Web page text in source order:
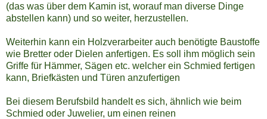
(das was über dem Kamin ist, worauf man diverse Dinge
abstellen kann) und so weiter, herzustellen.
Weiterhin kann ein Holzverarbeiter auch benötigte Baustoffe
wie Bretter oder Dielen anfertigen. Es soll ihm möglich sein
Griffe für Hämmer, Sägen etc. welcher ein Schmied fertigen
kann, Briefkästen und Türen anzufertigen
Bei diesem Berufsbild handelt es sich, ähnlich wie beim
Schmied oder Juwelier, um einen reinen